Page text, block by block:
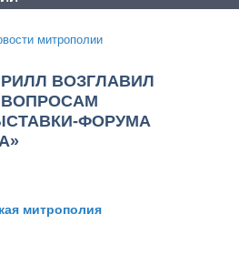
митрополии
ВОЗГЛАВИЛ
ФОРУМА
митрополия